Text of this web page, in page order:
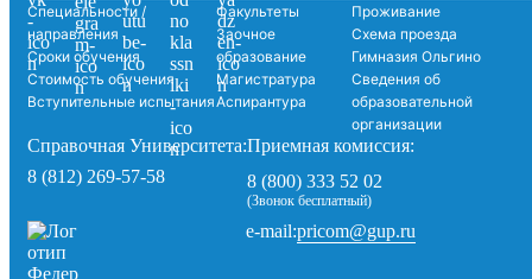
Специальности /
направления
Сроки обучения
Стоимость обучения
Вступительные испытания
Факультеты
Заочное
образование
Магистратура
Аспирантура
Проживание
Схема проезда
Гимназия Ольгино
Сведения об
образовательной
организации
Справочная Университета:
8 (812) 269-57-58
Приемная комиссия:
8 (800) 333 52 02
(Звонок бесплатный)
e-mail:pricom@gup.ru